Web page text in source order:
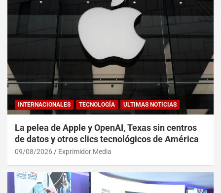
INTERNACIONALES TECNOLOGÍA ULTIMAS NOTICIAS
La pelea de Apple y OpenAI, Texas sin centros
de datos y otros clics tecnológicos de América
09/08/2026 Exprimidor Media